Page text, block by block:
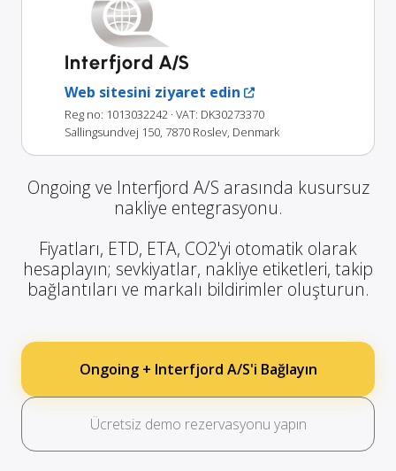
Interfjord A/S
Web sitesini ziyaret edin
Reg no: 1013032242 · VAT: DK30273370
Sallingsundvej 150, 7870 Roslev, Denmark
Ongoing ve Interfjord A/S arasında kusursuz
nakliye entegrasyonu.
Fiyatları, ETD, ETA, CO2'yi otomatik olarak
hesaplayın; sevkiyatlar, nakliye etiketleri, takip
bağlantıları ve markalı bildirimler oluşturun.
Ongoing + Interfjord A/S'i Bağlayın
Ücretsiz demo rezervasyonu yapın